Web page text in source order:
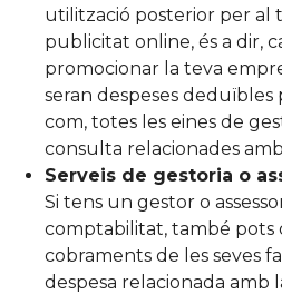
utilització posterior per al
publicitat online, és a dir,
promocionar la teva
seran despeses deduïbles
com, totes les eines de
consulta relacionades
Serveis de gestoria o
Si tens un gestor o
comptabilitat, també pots
cobraments de les seves
despesa relacionada amb